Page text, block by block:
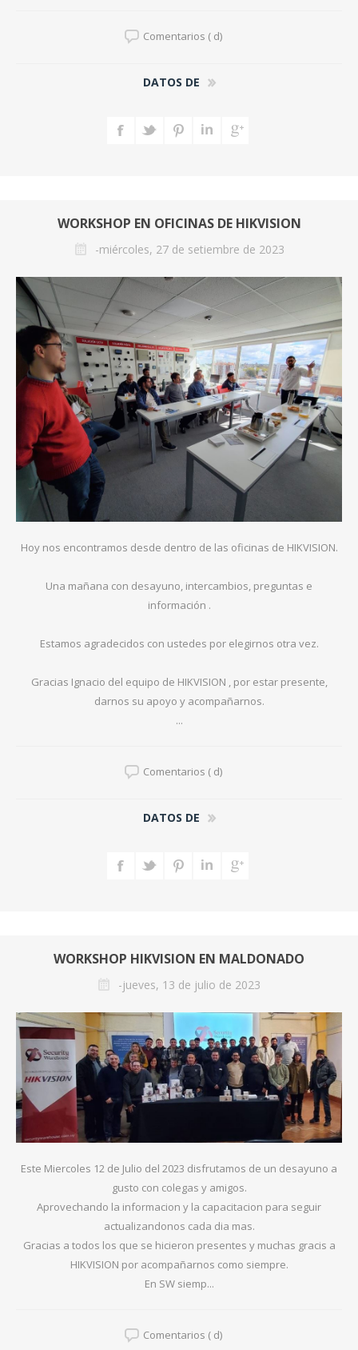
Comentarios ( d)
DATOS DE
WORKSHOP EN OFICINAS DE HIKVISION
-miércoles, 27 de setiembre de 2023
Hoy nos encontramos desde dentro de las oficinas de HIKVISION.
Una mañana con desayuno, intercambios, preguntas e
información .
Estamos agradecidos con ustedes por elegirnos otra vez.
Gracias Ignacio del equipo de HIKVISION , por estar presente,
darnos su apoyo y acompañarnos.
...
Comentarios ( d)
DATOS DE
WORKSHOP HIKVISION EN MALDONADO
-jueves, 13 de julio de 2023
Este Miercoles 12 de Julio del 2023 disfrutamos de un desayuno a
gusto con colegas y amigos.
Aprovechando la informacion y la capacitacion para seguir
actualizandonos cada dia mas.
Gracias a todos los que se hicieron presentes y muchas gracis a
HIKVISION por acompañarnos como siempre.
En SW siemp...
Comentarios ( d)